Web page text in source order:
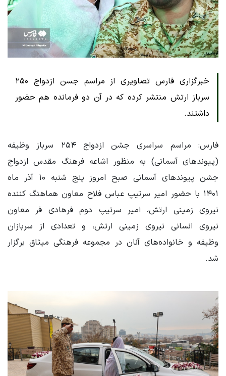
خبرگزاری فارس تصاویری از مراسم جسن ازدواج ۲۵۰
سرباز ارتش منتشر کرده که در آن دو فرمانده هم حضور
داشتند.
فارس: مراسم سراسری جشن ازدواج ۲۵۴ سرباز وظیفه
(پیوندهای آسمانی) به منظور اشاعه فرهنگ مقدس ازدواج
جشن پیوندهای آسمانی صبح امروز پنج شنبه ۱۰ آذر ماه
۱۴۰۱ با حضور امیر سرتیپ عباس فلاح معاون هماهنگ کننده
نیروی زمینی ارتش، امیر سرتیپ دوم فرهادی فر معاون
نیروی انسانی نیروی زمینی ارتش، و تعدادی از سربازان
وظیفه و خانواده‌های آنان در مجموعه فرهنگی میثاق برگزار
شد.